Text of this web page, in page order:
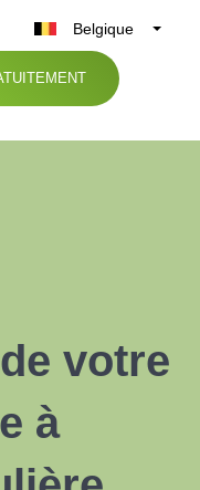
Belgique
België
Nederland
votre
à